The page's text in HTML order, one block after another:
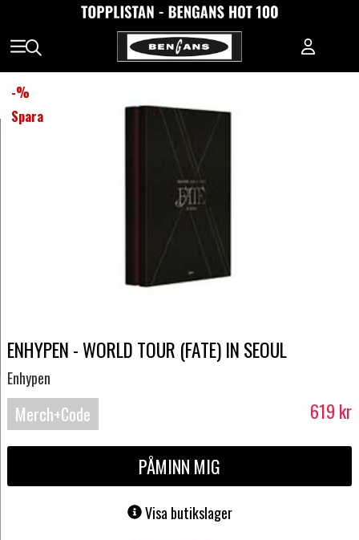
-%
Spara
ENHYPEN - WORLD TOUR (FATE) IN SEOUL
Enhypen
Merch+Code 619 kr
PÅMINN MIG
Visa butikslager